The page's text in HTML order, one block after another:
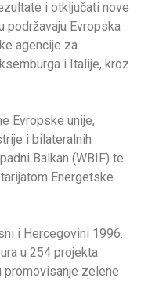
i otključati nove
podržavaju Evropska
agencije za
i Italije, kroz
Evropske unije,
i bilateralnih
Balkan (WBIF) te
Energetske
i Hercegovini 1996.
u 254 projekta.
zelene